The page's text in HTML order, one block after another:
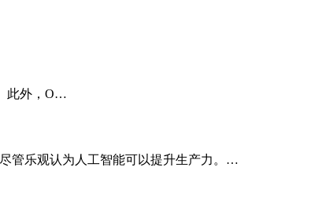
此外，O…
管乐观认为人工智能可以提升生产力。…